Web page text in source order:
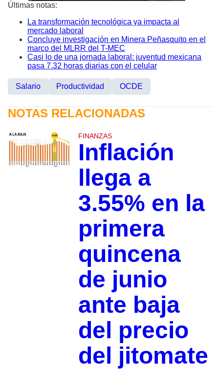
Últimas notas:
La transformación tecnológica ya impacta al
mercado laboral
Concluye investigación en Minera Peñasquito en el
marco del MLRR del T-MEC
Casi lo de una jornada laboral: juventud mexicana
pasa 7.32 horas diarias con el celular
Salario Productividad OCDE
NOTAS RELACIONADAS
FINANZAS
Inflación
llega a
3.55% en la
primera
quincena
de junio
ante baja
del precio
del jitomate